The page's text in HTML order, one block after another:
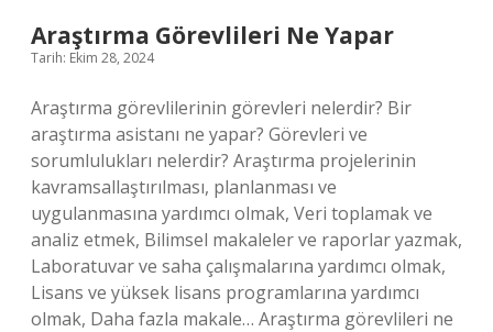
Araştırma Görevlileri Ne Yapar
Tarih: Ekim 28, 2024
Araştırma görevlilerinin görevleri nelerdir? Bir
araştırma asistanı ne yapar? Görevleri ve
sorumlulukları nelerdir? Araştırma projelerinin
kavramsallaştırılması, planlanması ve
uygulanmasına yardımcı olmak, Veri toplamak ve
analiz etmek, Bilimsel makaleler ve raporlar yazmak,
Laboratuvar ve saha çalışmalarına yardımcı olmak,
Lisans ve yüksek lisans programlarına yardımcı
olmak, Daha fazla makale… Araştırma görevlileri ne